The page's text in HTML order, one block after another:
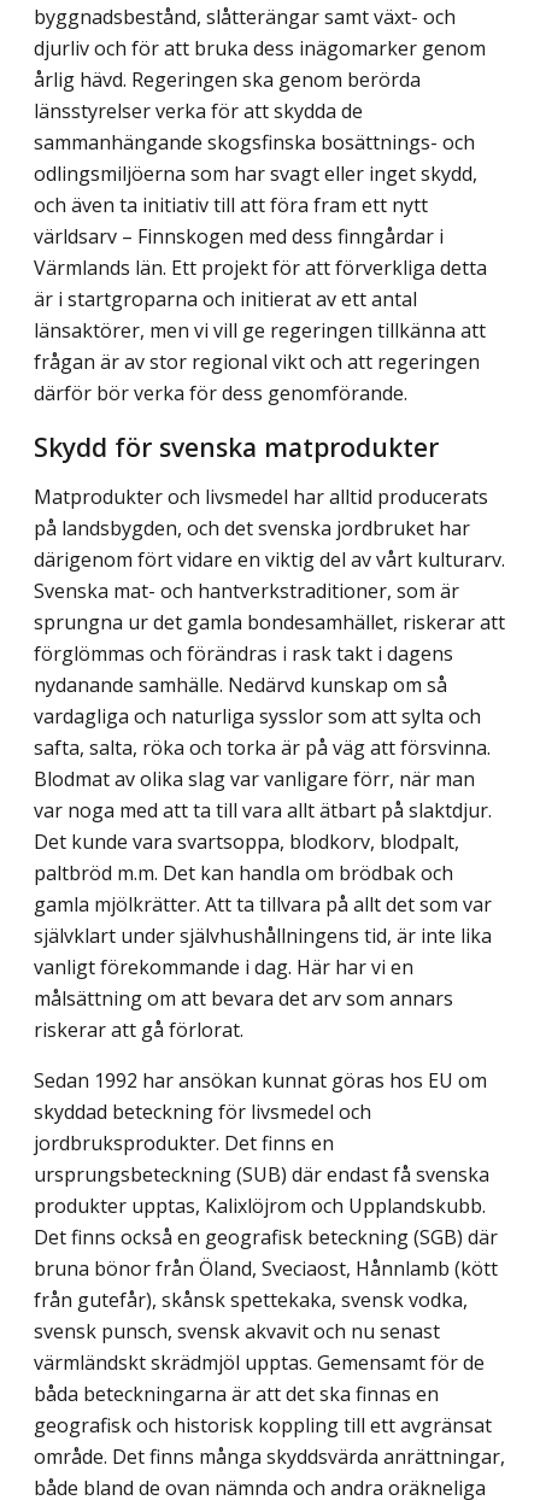
byggnadsbestånd, slåtterängar samt växt- och
djurliv och för att bruka dess inägomarker genom
årlig hävd. Regeringen ska genom berörda
länsstyrelser verka för att skydda de
sammanhängande skogsfinska bosättnings- och
odlingsmiljöerna som har svagt eller inget skydd,
och även ta initiativ till att föra fram ett nytt
världsarv – Finnskogen med dess finngårdar i
Värmlands län. Ett projekt för att förverkliga detta
är i startgroparna och initierat av ett antal
länsaktörer, men vi vill ge regeringen tillkänna att
frågan är av stor regional vikt och att regeringen
därför bör verka för dess genomförande.
Skydd för svenska matprodukter
Matprodukter och livsmedel har alltid producerats
på landsbygden, och det svenska jordbruket har
därigenom fört vidare en viktig del av vårt kulturarv.
Svenska mat- och hantverkstraditioner, som är
sprungna ur det gamla bondesamhället, riskerar att
förglömmas och förändras i rask takt i dagens
nydanande samhälle. Nedärvd kunskap om så
vardagliga och naturliga sysslor som att sylta och
safta, salta, röka och torka är på väg att försvinna.
Blodmat av olika slag var vanligare förr, när man
var noga med att ta till vara allt ätbart på slaktdjur.
Det kunde vara svartsoppa, blodkorv, blodpalt,
paltbröd m.m. Det kan handla om brödbak och
gamla mjölkrätter. Att ta tillvara på allt det som var
självklart under självhushållningens tid, är inte lika
vanligt förekommande i dag. Här har vi en
målsättning om att bevara det arv som annars
riskerar att gå förlorat.
Sedan 1992 har ansökan kunnat göras hos EU om
skyddad beteckning för livsmedel och
jordbruksprodukter. Det finns en
ursprungsbeteckning (SUB) där endast få svenska
produkter upptas, Kalixlöjrom och Upplandskubb.
Det finns också en geografisk beteckning (SGB) där
bruna bönor från Öland, Sveciaost, Hånnlamb (kött
från gutefår), skånsk spettekaka, svensk vodka,
svensk punsch, svensk akvavit och nu senast
värmländskt skrädmjöl upptas. Gemensamt för de
båda beteckningarna är att det ska finnas en
geografisk och historisk koppling till ett avgränsat
område. Det finns många skyddsvärda anrättningar,
både bland de ovan nämnda och andra oräkneliga